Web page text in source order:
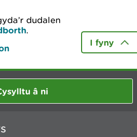
dudalen
.
I fyny
â ni